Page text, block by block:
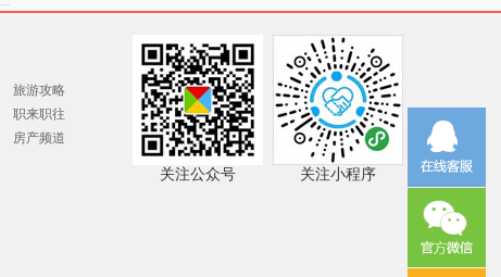
旅游攻略
职来职往
房产频道
关注公众号 关注小程序